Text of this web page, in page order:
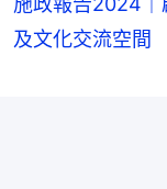
及文化交流空間